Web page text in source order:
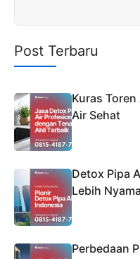
Post Terbaru
Kuras
Air Sehat
Detox Pipa
Lebih
Perbedaan